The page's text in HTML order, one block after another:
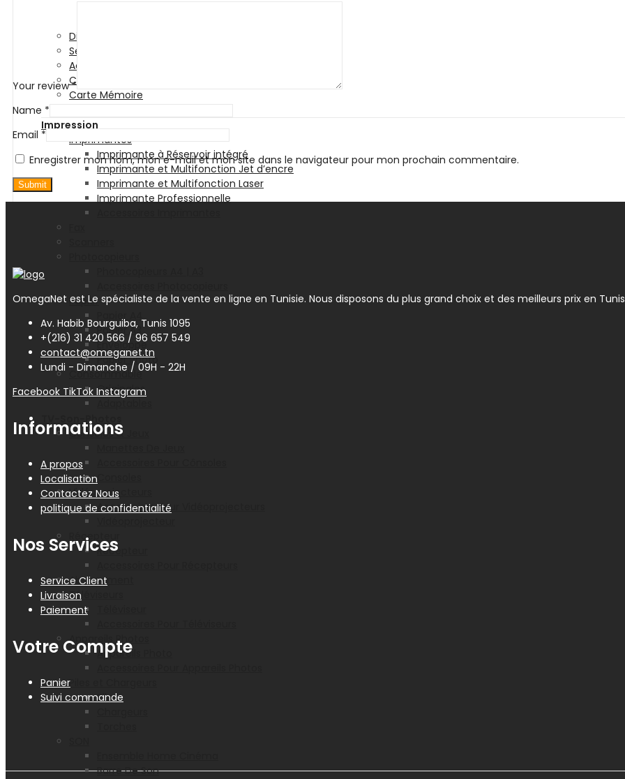
Disque Dur Externe
Serveur De Stockage
Accessoires Pour Stockage
Clé USB
Carte Mémoire
Impression
Imprimantes
Imprimante à Réservoir intégré
Imprimante et Multifonction Jet d’encre
Imprimante et Multifonction Laser
Imprimante Professionnelle
Papier
Papier A4
Papier A3
Enveloppe
Papier Photo
Consommable
Originales
TV-Son-Photos
Consoles & Jeux
Vidéoprojecteurs
Accessoires Pour Vidéoprojecteurs
Récepteur
Récepteur
Abonnement
Téléviseurs
Appareils Photos
Appareils Photo
Piles et Chargeurs
Piles
Barre De Son
Your review*
Name *
Email *
Enregistrer mon nom, mon e-mail et mon site dans le navigateur pour mon prochain commentaire.
OmegaNet est Le spécialiste de la vente en ligne en Tunisie. Nous disposons du plus grand choix et des meilleurs prix en
Av. Habib Bourguiba, Tunis 1095
+(216) 31 420 566 / 96 657 549
contact@omeganet.tn
Lundi - Dimanche / 09H - 22H
Facebook TikTok Instagram
Informations
A propos
Localisation
Contactez Nous
politique de confidentialité
Nos Services
Service Client
Livraison
Paiement
Votre Compte
Panier
Suivi commande